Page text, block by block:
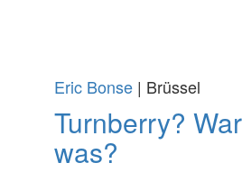
Eric Bonse | Brüssel
Turnberry?
was?